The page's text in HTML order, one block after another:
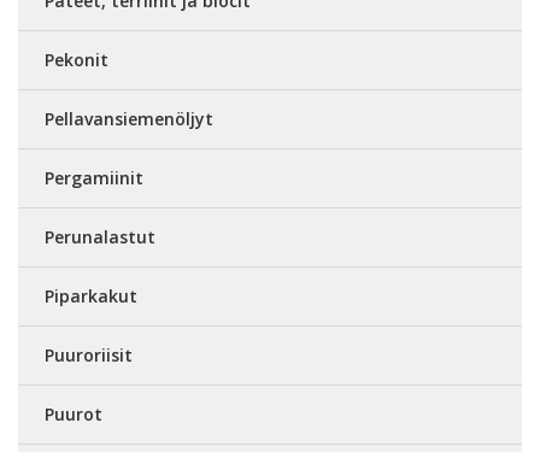
Pekonit
Pellavansiemenöljyt
Pergamiinit
Perunalastut
Piparkakut
Puuroriisit
Puurot